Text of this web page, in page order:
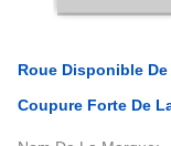
Roue Disponible
Coupure Forte De